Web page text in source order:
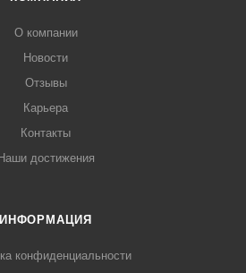
О компании
Новости
Отзывы
Карьера
Контакты
Наши достижения
ИНФОРМАЦИЯ
конфиденциальности